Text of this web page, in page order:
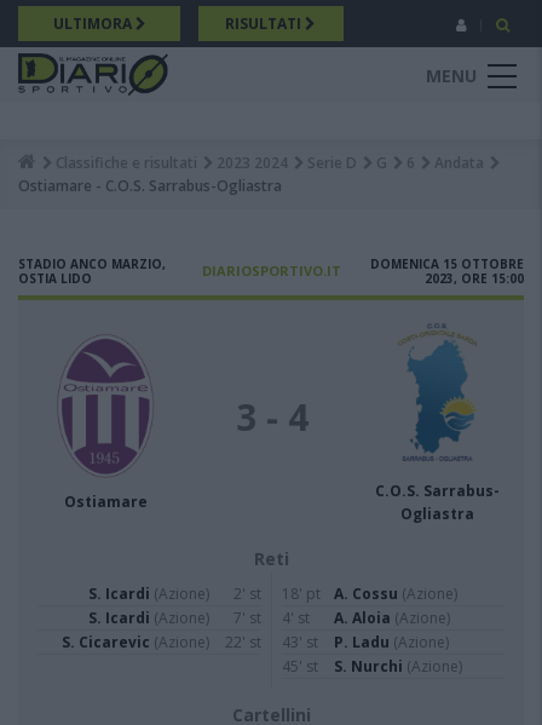
Salta
al
contenuto
principale
ULTIMORA RISULTATI
MENU
Breadcrumb
Classifiche e risultati 2023 2024 Serie D G 6
Andata
Ostiamare - C.O.S. Sarrabus-Ogliastra
STADIO ANCO MARZIO,
OSTIA LIDO
DIARIOSPORTIVO.IT
DOMENICA 15 OTTOBRE
2023, ORE 15:00
Ostiamare
3 - 4
C.O.S. Sarrabus-
Ogliastra
Reti
S. Icardi (Azione)
2' st
S. Icardi (Azione)
7' st
S. Cicarevic (Azione) 22' st
18' pt A. Cossu (Azione)
4' st
A. Aloia (Azione)
43' st
P. Ladu (Azione)
45' st
S. Nurchi (Azione)
Cartellini